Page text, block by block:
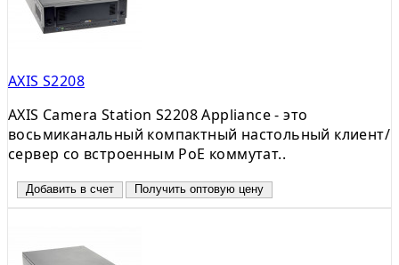
AXIS S2208
AXIS Camera Station S2208 Appliance - это
восьмиканальный компактный настольный клиент/
сервер со встроенным PoE коммутат..
Добавить в счет Получить оптовую цену